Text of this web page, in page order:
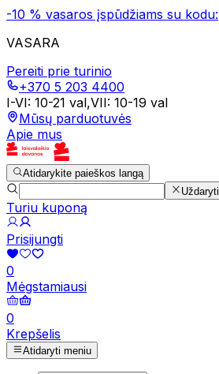
-10 % vasaros įspūdžiams su kodu:
VASARA
Pereiti prie turinio
+370 5 203 4400
I-VI: 10-21 val,VII: 10-19 val
Mūsų parduotuvės
Apie mus
Atidarykite paieškos langą
Uždaryti
Turiu kuponą
Prisijungti
0
Mėgstamiausi
0
Krepšelis
Atidaryti meniu